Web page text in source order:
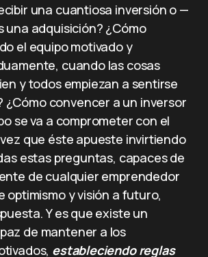
una cuantiosa inversión o —
una adquisición? ¿Cómo
el equipo motivado y
cuando las cosas
y todos empiezan a sentirse
¿Cómo convencer a un inversor
se va a comprometer con el
que éste apueste invirtiendo
estas preguntas, capaces de
de cualquier emprendedor
optimismo y visión a futuro,
Y es que existe un
de mantener a los
estableciendo reglas